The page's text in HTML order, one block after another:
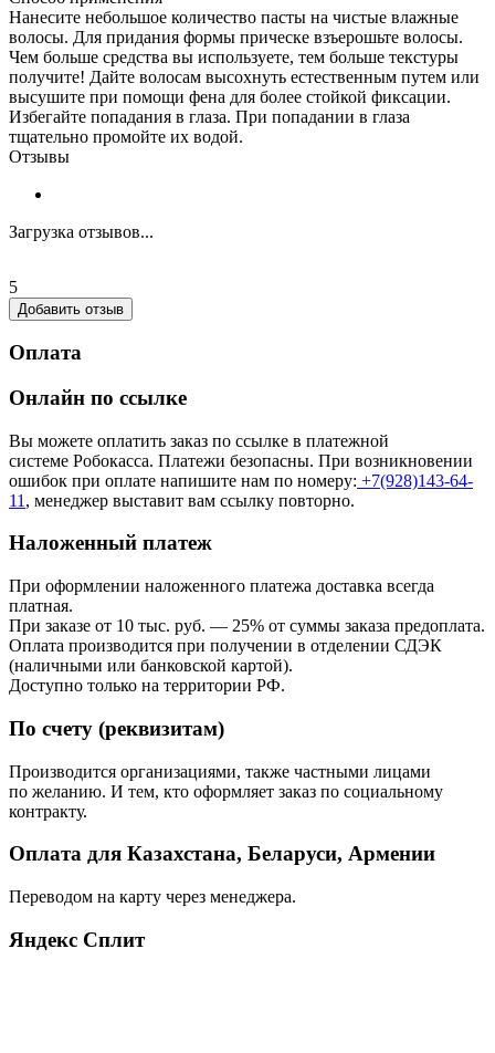
Нанесите небольшое количество пасты на чистые влажные
волосы. Для придания формы прическе взъерошьте волосы.
Чем больше средства вы используете, тем больше текстуры
получите! Дайте волосам высохнуть естественным путем или
высушите при помощи фена для более стойкой фиксации.
Избегайте попадания в глаза. При попадании в глаза
тщательно промойте их водой.
Отзывы
Загрузка отзывов...
5
Добавить отзыв
Оплата
Онлайн по ссылке
Вы можете оплатить заказ по ссылке в платежной
системе Робокасса. Платежи безопасны. При возникновении
ошибок при оплате напишите нам по номеру: +7(928)143-64-
11 , менеджер выставит вам ссылку повторно.
Наложенный платеж
При оформлении наложенного платежа доставка всегда
платная.
При заказе от 10 тыс. руб. — 25% от суммы заказа предоплата.
Оплата производится при получении в отделении СДЭК
(наличными или банковской картой).
Доступно только на территории РФ.
По счету (реквизитам)
Производится организациями, также частными лицами
по желанию. И тем, кто оформляет заказ по социальному
контракту.
Оплата для Казахстана, Беларуси, Армении
Переводом на карту через менеджера.
Яндекс Сплит